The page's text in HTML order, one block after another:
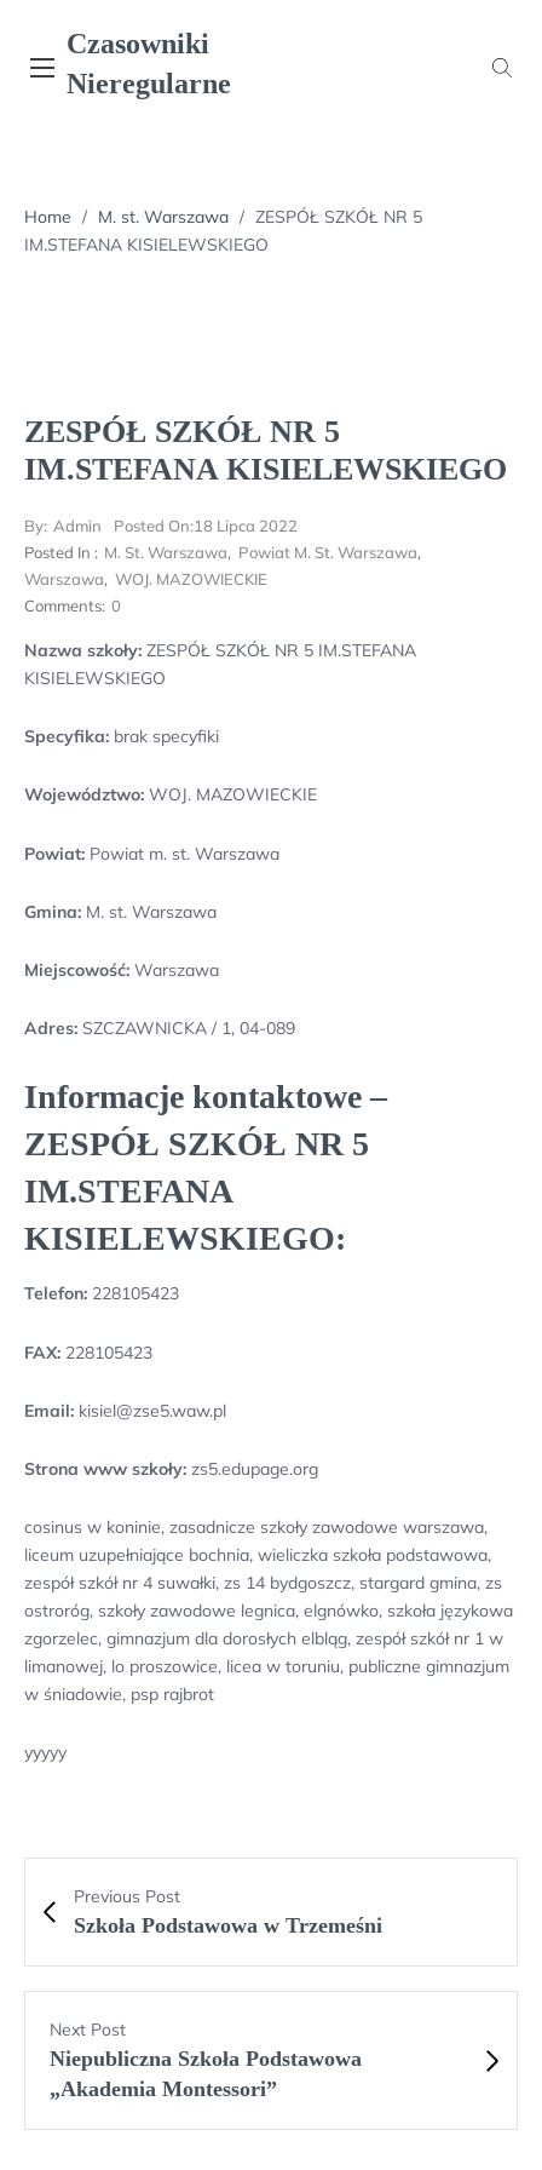
content
Czasowniki
Nieregularne
Home / M. st. Warszawa / ZESPÓŁ SZKÓŁ NR 5
IM.STEFANA KISIELEWSKIEGO
ZESPÓŁ SZKÓŁ NR 5
IM.STEFANA KISIELEWSKIEGO
By: Admin Posted On:18 Lipca 2022
Posted In : M. St. Warszawa, Powiat M. St. Warszawa,
Warszawa, WOJ. MAZOWIECKIE
Comments: 0
Nazwa szkoły: ZESPÓŁ SZKÓŁ NR 5 IM.STEFANA
KISIELEWSKIEGO
Specyfika: brak specyfiki
Województwo: WOJ. MAZOWIECKIE
Powiat: Powiat m. st. Warszawa
Gmina: M. st. Warszawa
Miejscowość: Warszawa
Adres: SZCZAWNICKA / 1, 04-089
Informacje kontaktowe –
ZESPÓŁ SZKÓŁ NR 5
IM.STEFANA
KISIELEWSKIEGO:
Telefon: 228105423
FAX: 228105423
Email: kisiel@zse5.waw.pl
Strona www szkoły: zs5.edupage.org
cosinus w koninie, zasadnicze szkoły zawodowe warszawa,
liceum uzupełniające bochnia, wieliczka szkoła podstawowa,
zespół szkół nr 4 suwałki, zs 14 bydgoszcz, stargard gmina, zs
ostroróg, szkoły zawodowe legnica, elgnówko, szkoła językowa
zgorzelec, gimnazjum dla dorosłych elbląg, zespół szkół nr 1 w
limanowej, lo proszowice, licea w toruniu, publiczne gimnazjum
w śniadowie, psp rajbrot
yyyyy
Previous Post
Szkoła Podstawowa w Trzemeśni
Next Post
Niepubliczna Szkoła Podstawowa
„Akademia Montessori”